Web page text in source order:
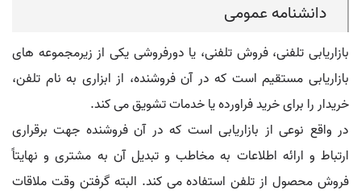
دانشنامه عمومی
بازاریابی تلفنی، فروش تلفنی، یا دورفروشی یکی از زیرمجموعه های
بازاریابی مستقیم است که در آن فروشنده، از ابزاری به نام تلفن،
خریدار را برای خرید فراورده یا خدمات تشویق می کند.
در واقع نوعی از بازاریابی است که در آن فروشنده جهت برقراری
ارتباط و ارائه اطلاعات به مخاطب و تبدیل آن به مشتری و نهایتاً
فروش محصول از تلفن استفاده می کند. البته گرفتن وقت ملاقات